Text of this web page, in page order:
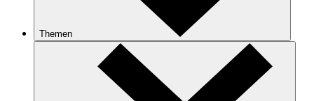
Themen